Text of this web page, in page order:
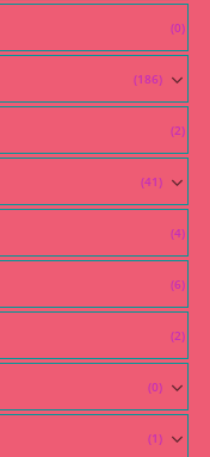
(0)
(186)
(2)
(41)
(4)
(6)
(2)
(0)
(1)